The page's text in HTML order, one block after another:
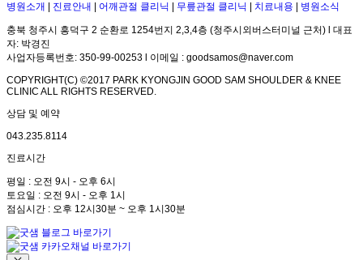
병원소개 진료안내 어깨관절 클리닉 무릎관절 클리닉 치료내용 병원소식
충북 청주시 흥덕구 2 순환로 1254번지 2,3,4층 (청주시외버스터미널 근처) l 대표
자: 박경진
사업자등록번호: 350-99-00253 l 이메일 : goodsamos@naver.com
COPYRIGHT(C) ©2017 PARK KYONGJIN GOOD SAM SHOULDER & KNEE
CLINIC ALL RIGHTS RESERVED.
상담 및 예약
043.235.8114
진료시간
평일 : 오전 9시 - 오후 6시
토요일 : 오전 9시 - 오후 1시
점심시간 : 오후 12시30분 ~ 오후 1시30분